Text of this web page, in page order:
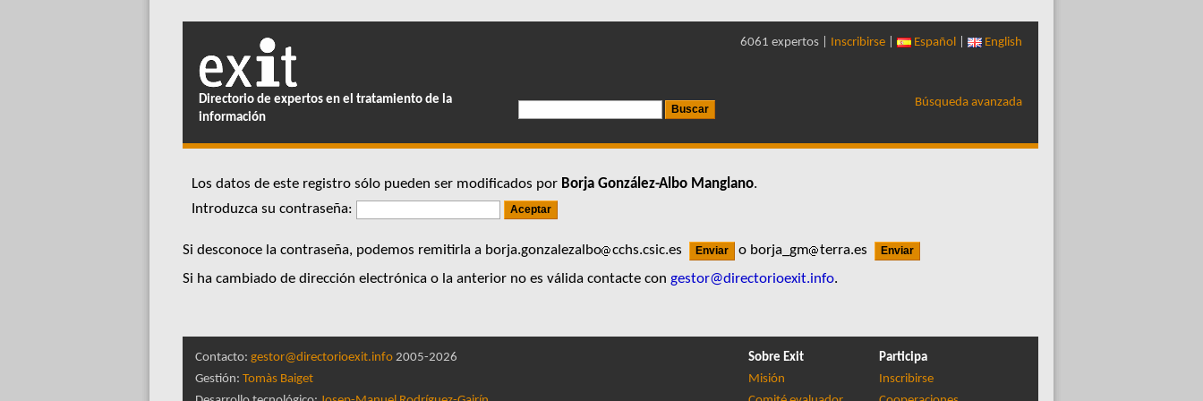
Directorio de expertos en el tratamiento de la
información
6061 expertos | Inscribirse Español English
Búsqueda avanzada
Los datos de este registro sólo pueden ser modificados por Borja González-Albo Manglano.
Introduzca su contraseña:
Si desconoce la contraseña, podemos remitirla a borja.gonzalezalbo cchs.csic.es o borja_gm
terra.es
Si ha cambiado de dirección electrónica o la anterior no es válida contacte con gestor@directorioexit.info.
Contacto: gestor@directorioexit.info 2005-2026
Gestión: Tomàs Baiget
Sobre Exit
Misión
Participa
Inscribirse